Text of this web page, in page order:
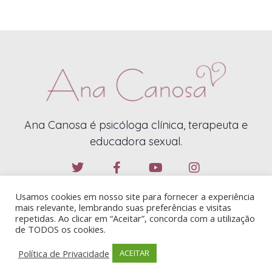
Ana Canosa é psicóloga clínica, terapeuta e
educadora sexual.
ANA CANOSA – 2019 – TODOS OS DIREITOS RESERVADOS
CONTATO@ANACANOSA.COM.BR
Usamos cookies em nosso site para fornecer a experiência
mais relevante, lembrando suas preferências e visitas
repetidas. Ao clicar em “Aceitar”, concorda com a utilização
de TODOS os cookies.
Política de Privacidade
ACEITAR